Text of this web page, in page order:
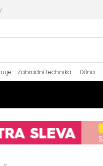
: Zahradní technika Dílna